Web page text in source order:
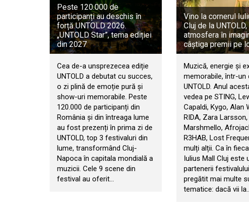
Peste 120.000 de
participanți au deschis în
forță UNTOLD 2026.
„UNTOLD Star”, tema ediției
din 2027
Cea de-a unsprezecea ediție
UNTOLD a debutat cu succes,
o zi plină de emoție pură și
show-uri memorabile. Peste
120.000 de participanți din
România și din întreaga lume
au fost prezenți în prima zi de
UNTOLD, top 3 festivaluri din
lume, transformând Cluj-
Napoca în capitala mondială a
muzicii. Cele 9 scene din
festival au oferit…
Vino la cornerul
Cluj de la
atmosfera în
câștiga premii pe
Muzică, energie și
memorabile, într-un
UNTOLD. Anul
vedea pe STING,
Capaldi, Kygo, Alan
RIDA, Zara Larsson,
Marshmello,
R3HAB, Lost
mulți alții. Ca în
Iulius Mall Cluj este
partenerii
pregătit mai multe
tematice: dacă vii